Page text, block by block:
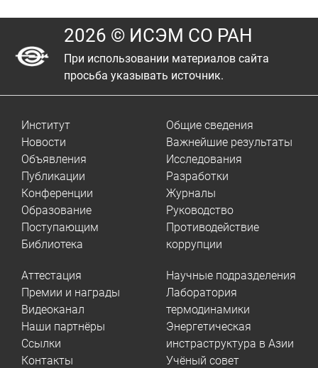
2026 © ИСЭМ СО РАН
При использовании материалов сайта
просьба указывать источник.
Институт
Новости
Объявления
Публикации
Конференции
Образование
Поступающим
Библиотека
Общие сведения
Важнейшие результаты
Исследования
Разработки
Журналы
Руководство
Противодействие
коррупции
Аттестация
Премии и награды
Видеоканал
Наши партнёры
Ссылки
Контакты
Научные подразделения
Лаборатория
термодинамики
Энергетическая
инстраструктура в Азии
Учёный совет